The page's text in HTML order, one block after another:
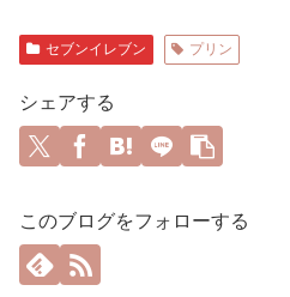
セブンイレブン プリン
シェアする
このブログをフォローする